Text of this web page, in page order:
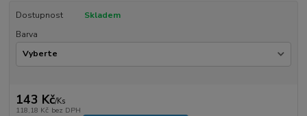
Dostupnost
Skladem
Barva
143 Kč/Ks
118,18 Kč bez DPH